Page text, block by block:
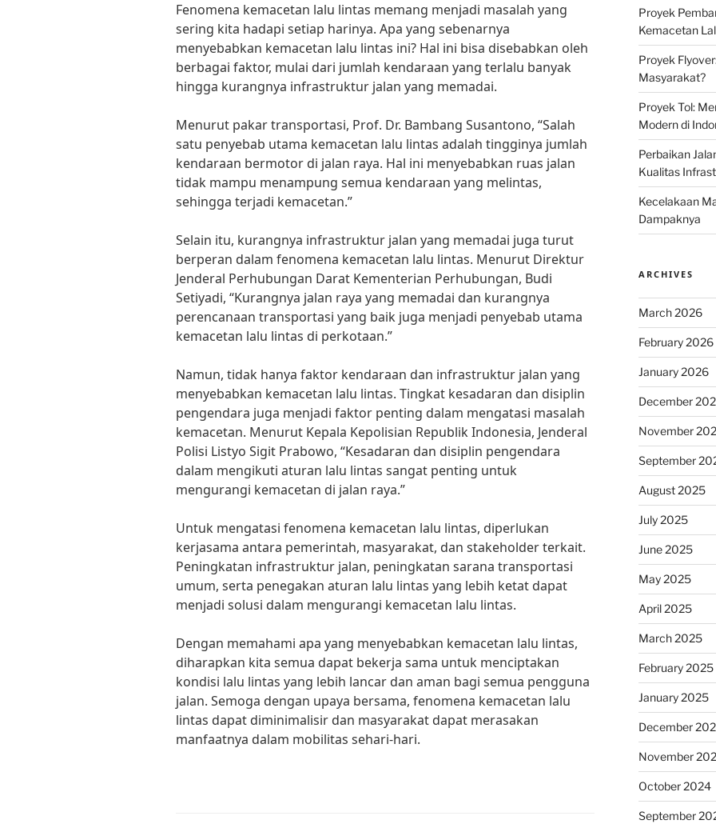
Fenomena kemacetan lalu lintas memang menjadi masalah yang
sering kita hadapi setiap harinya. Apa yang sebenarnya
menyebabkan kemacetan lalu lintas ini? Hal ini bisa disebabkan oleh
berbagai faktor, mulai dari jumlah kendaraan yang terlalu banyak
hingga kurangnya infrastruktur jalan yang memadai.
Menurut pakar transportasi, Prof. Dr. Bambang Susantono, “Salah
satu penyebab utama kemacetan lalu lintas adalah tingginya jumlah
kendaraan bermotor di jalan raya. Hal ini menyebabkan ruas jalan
tidak mampu menampung semua kendaraan yang melintas,
sehingga terjadi kemacetan.”
Selain itu, kurangnya infrastruktur jalan yang memadai juga turut
berperan dalam fenomena kemacetan lalu lintas. Menurut Direktur
Jenderal Perhubungan Darat Kementerian Perhubungan, Budi
Setiyadi, “Kurangnya jalan raya yang memadai dan kurangnya
perencanaan transportasi yang baik juga menjadi penyebab utama
kemacetan lalu lintas di perkotaan.”
Namun, tidak hanya faktor kendaraan dan infrastruktur jalan yang
menyebabkan kemacetan lalu lintas. Tingkat kesadaran dan disiplin
pengendara juga menjadi faktor penting dalam mengatasi masalah
kemacetan. Menurut Kepala Kepolisian Republik Indonesia, Jenderal
Polisi Listyo Sigit Prabowo, “Kesadaran dan disiplin pengendara
dalam mengikuti aturan lalu lintas sangat penting untuk
mengurangi kemacetan di jalan raya.”
Untuk mengatasi fenomena kemacetan lalu lintas, diperlukan
kerjasama antara pemerintah, masyarakat, dan stakeholder terkait.
Peningkatan infrastruktur jalan, peningkatan sarana transportasi
umum, serta penegakan aturan lalu lintas yang lebih ketat dapat
menjadi solusi dalam mengurangi kemacetan lalu lintas.
Dengan memahami apa yang menyebabkan kemacetan lalu lintas,
diharapkan kita semua dapat bekerja sama untuk menciptakan
kondisi lalu lintas yang lebih lancar dan aman bagi semua pengguna
jalan. Semoga dengan upaya bersama, fenomena kemacetan lalu
lintas dapat diminimalisir dan masyarakat dapat merasakan
manfaatnya dalam mobilitas sehari-hari.
Proyek
Kemacetan
Proyek
Masyarakat?
Proyek Tol:
Modern di
Perbaikan
Kualitas
Kecelakaan
Dampaknya
ARCHIVES
March 2026
February 2026
January 2026
December
November
September
August 2025
July 2025
June 2025
May 2025
April 2025
March 2025
February 2025
January 2025
December
November
October 2024
September